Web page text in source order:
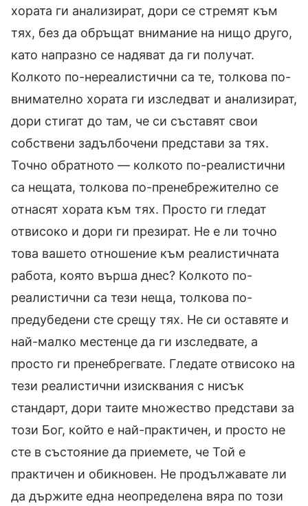
хората ги анализират, дори се стремят към
тях, без да обръщат внимание на нищо друго,
като напразно се надяват да ги получат.
Колкото по-нереалистични са те, толкова по-
внимателно хората ги изследват и анализират,
дори стигат до там, че си съставят свои
собствени задълбочени представи за тях.
Точно обратното — колкото по-реалистични
са нещата, толкова по-пренебрежително се
отнасят хората към тях. Просто ги гледат
отвисоко и дори ги презират. Не е ли точно
това вашето отношение към реалистичната
работа, която върша днес? Колкото по-
реалистични са тези неща, толкова по-
предубедени сте срещу тях. Не си оставяте и
най-малко местенце да ги изследвате, а
просто ги пренебрегвате. Гледате отвисоко на
тези реалистични изисквания с нисък
стандарт, дори таите множество представи за
този Бог, който е най-практичен, и просто не
сте в състояние да приемете, че Той е
практичен и обикновен. Не продължавате ли
да държите една неопределена вяра по този